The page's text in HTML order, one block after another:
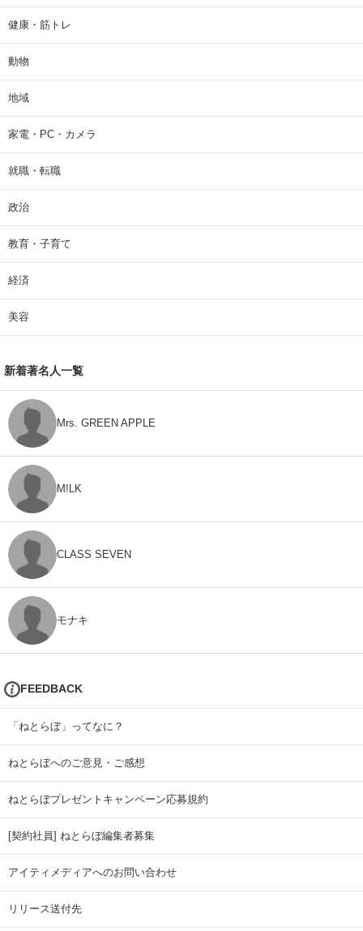
健康・筋トレ
動物
地域
家電・PC・カメラ
就職・転職
政治
教育・子育て
経済
美容
新着著名人一覧
Mrs. GREEN APPLE
M!LK
CLASS SEVEN
モナキ
FEEDBACK
「ねとらぼ」ってなに？
ねとらぼへのご意見・ご感想
ねとらぼプレゼントキャンペーン応募規約
[契約社員] ねとらぼ編集者募集
アイティメディアへのお問い合わせ
リリース送付先